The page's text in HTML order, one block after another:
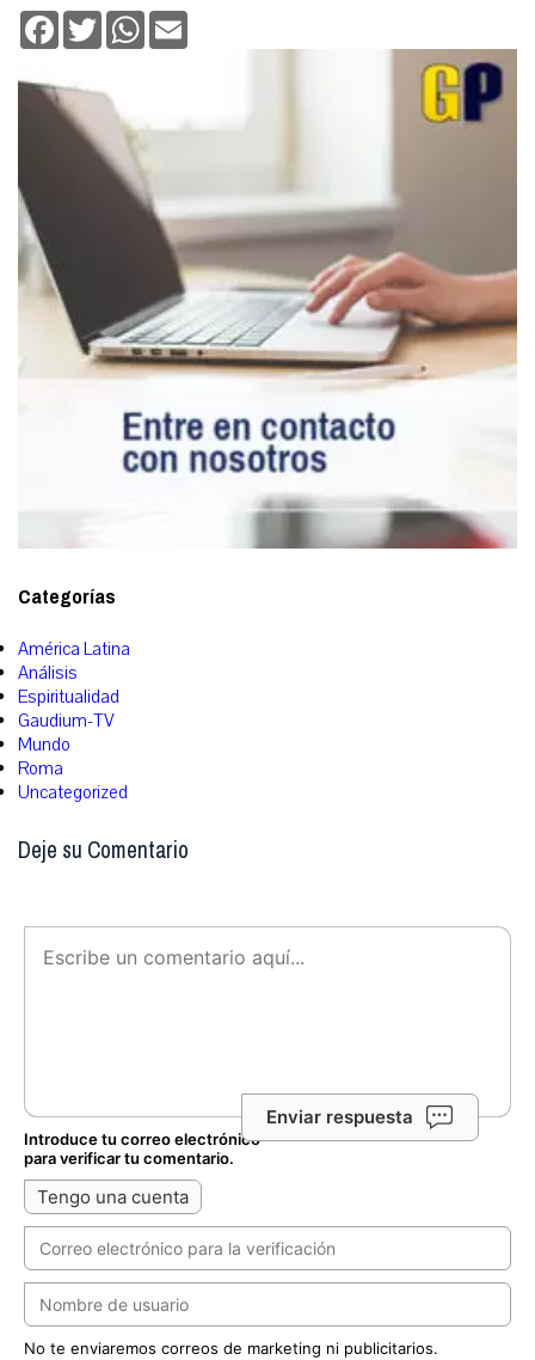
Facebook
TwitterWhatsApp
Categorías
América Latina
Análisis
Espiritualidad
Gaudium-TV
Mundo
Roma
Uncategorized
Deje su Comentario
Enviar respuesta
Introduce tu correo electrónico
para verificar tu comentario.
Tengo una cuenta
No te enviaremos correos de marketing ni publicitarios.